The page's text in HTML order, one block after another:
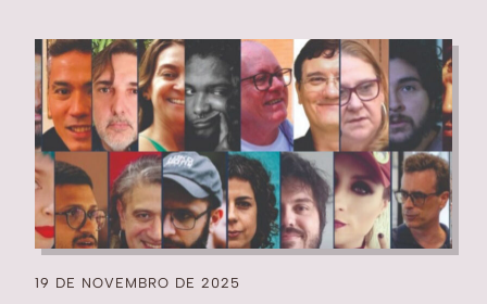
19 DE NOVEMBRO DE 2025